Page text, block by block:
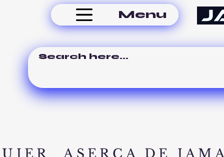
Menu
ASERCA DE